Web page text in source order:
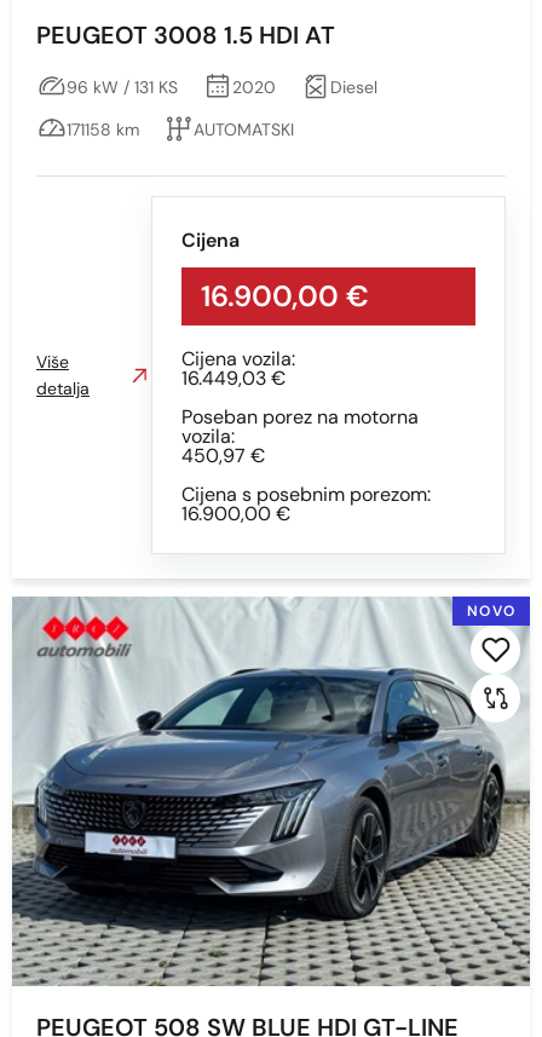
PEUGEOT 3008 1.5 HDI AT
96 kW / 131 KS 2020
Diesel
171158 km
AUTOMATSKI
Cijena
16.900,00 €
Cijena vozila:
16.449,03 €
Poseban porez na motorna
vozila:
450,97 €
Cijena s posebnim porezom:
16.900,00 €
Više
detalja
NOVO
PEUGEOT 508 SW BLUE HDI GT-LINE